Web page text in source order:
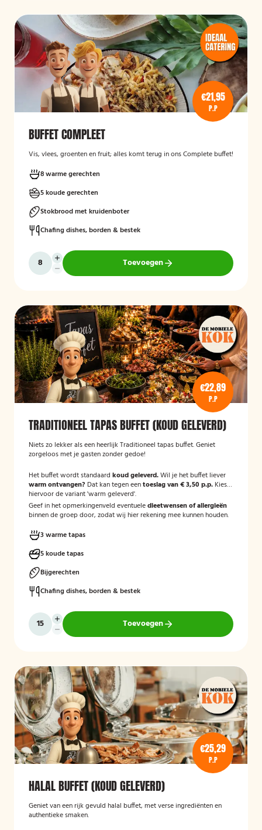
€21,95
P.P
BUFFET COMPLEET
Vis, vlees, groenten en fruit; alles komt terug in ons Complete buffet!
8 warme gerechten
5 koude gerechten
Stokbrood met kruidenboter
Chafing dishes, borden & bestek
Toevoegen
€22,89
P.P
TRADITIONEEL TAPAS BUFFET (KOUD GELEVERD)
Niets zo lekker als een heerlijk Traditioneel tapas buffet. Geniet
zorgeloos met je gasten zonder gedoe!
Het buffet wordt standaard koud geleverd.Wil je het buffet liever
warm ontvangen? Dat kan tegen eentoeslag van € 3,50 p.p. Kies
hiervoor de variant 'warm geleverd'.
Geef in het opmerkingenveld eventueledieetwensen of allergieën
binnen de groep door, zodat wij hier rekening mee kunnen houden.
3 warme tapas
5 koude tapas
Bijgerechten
Chafing dishes, borden & bestek
Toevoegen
€25,29
P.P
HALAL BUFFET (KOUD GELEVERD)
Geniet van een rijk gevuld halal buffet, met verse ingrediënten en
authentieke smaken.